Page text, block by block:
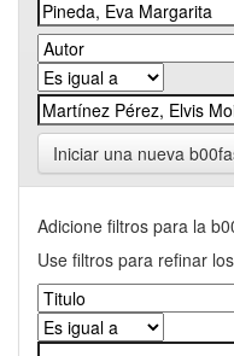
Iniciar una nueva
Adicione filtros para la
Use filtros para refinar